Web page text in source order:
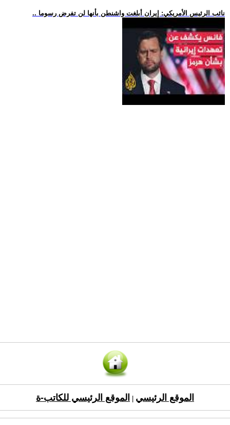
.. نائب الرئيس الأمريكي: إيران أبلغت واشنطن بأنها لن تفرض رسوما
الموقع الرئيسي الموقع الرئيسي للكاتب-ة